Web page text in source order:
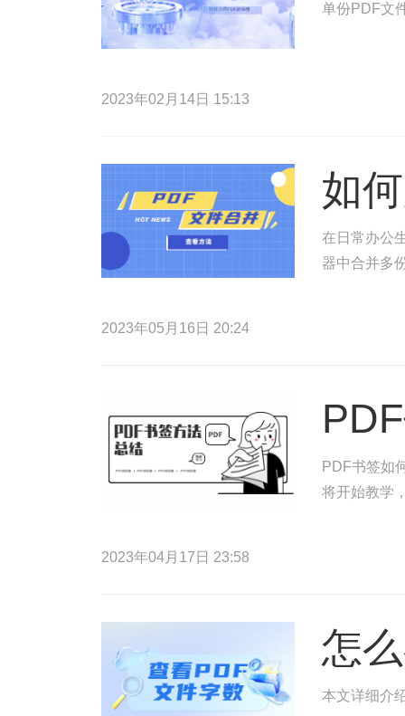
单份PDF文
2023年02月14日 15:13
如
在日常办公
器中合并多
2023年05月16日 20:24
PDF书签如
将开始教学
2023年04月17日 23:58
怎
本文详细介